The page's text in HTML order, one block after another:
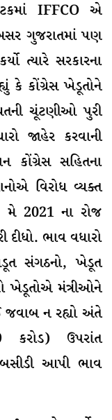
IFFCO એ
અસર ગુજરાતમાં પણ
ત્યારે સરકારના
કે કોંગ્રેસ ખેડૂતોને
ચૂંટણીઓ પુરી
જાહેર કરવાની
કોંગ્રેસ સહિતના
વિરોધ વ્યક્ત
મે 2021 ના રોજ
દીધો. ભાવ વધારો
સંગઠનો, ખેડૂત
ખેડૂતોએ મંત્રીઓને
જવાબ ન રહ્યો અંતે
કરોડ) ઉપરાંત
આપી ભાવ